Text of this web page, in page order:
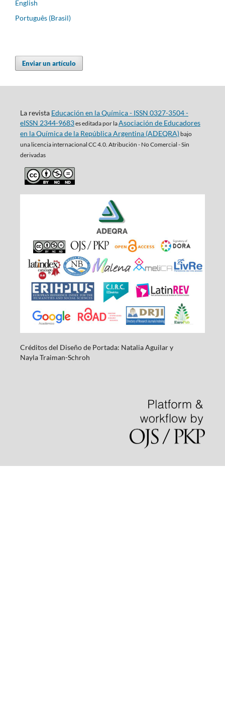
English
Português (Brasil)
Enviar un artículo
La revista Educación en la Química - ISSN 0327-3504 -
eISSN 2344-9683es editada por laAsociación de Educadores
en la Química de la República Argentina (ADEQRA)bajo
una licencia internacional CC 4.0. Atribución - No Comercial - Sin
derivadas
Créditos del Diseño de Portada: Natalia Aguilar y
NaylaTraiman-Schroh